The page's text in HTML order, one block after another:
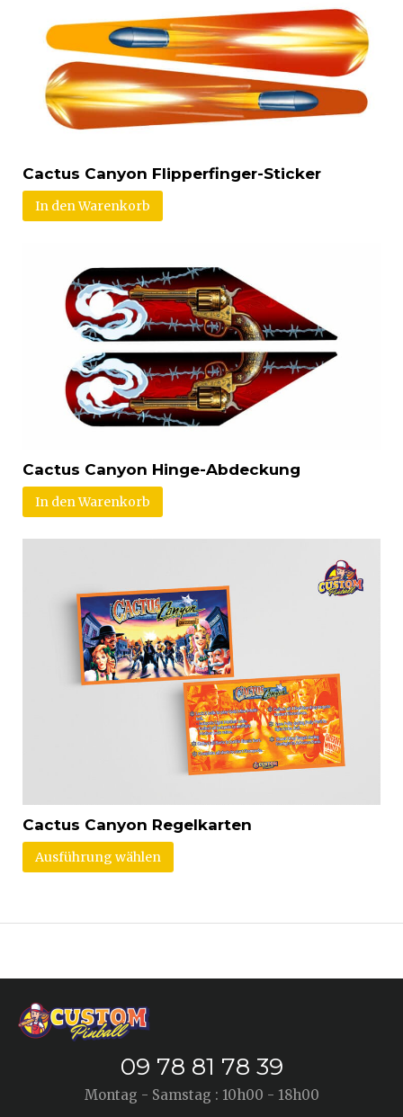
Cactus Canyon Flipperfinger-Sticker
In den Warenkorb
Cactus Canyon Hinge-Abdeckung
In den Warenkorb
Cactus Canyon Regelkarten
Ausführung wählen
09 78 81 78 39
Montag - Samstag : 10h00 - 18h00